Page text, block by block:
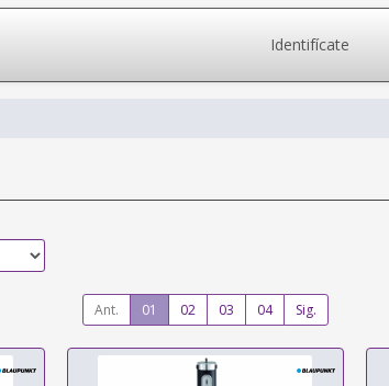
Identifícate
Ant. 01 02 03 04 Sig.